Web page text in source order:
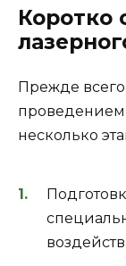
Коротко
Прежде
несколько